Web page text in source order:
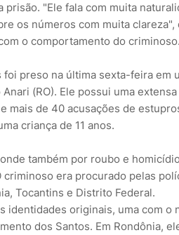
prisão. "Ele fala com muita
os números com muita
o comportamento do criminoso.
foi preso na última sexta-feira em
Anari (RO). Ele possui uma
mais de 40 acusações de
criança de 11 anos.
também por roubo e
criminoso era procurado pelas
Tocantins e Distrito Federal.
identidades originais, uma com
dos Santos. Em Rondônia,